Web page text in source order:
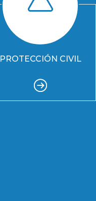
PROTECCIÓN CIVIL